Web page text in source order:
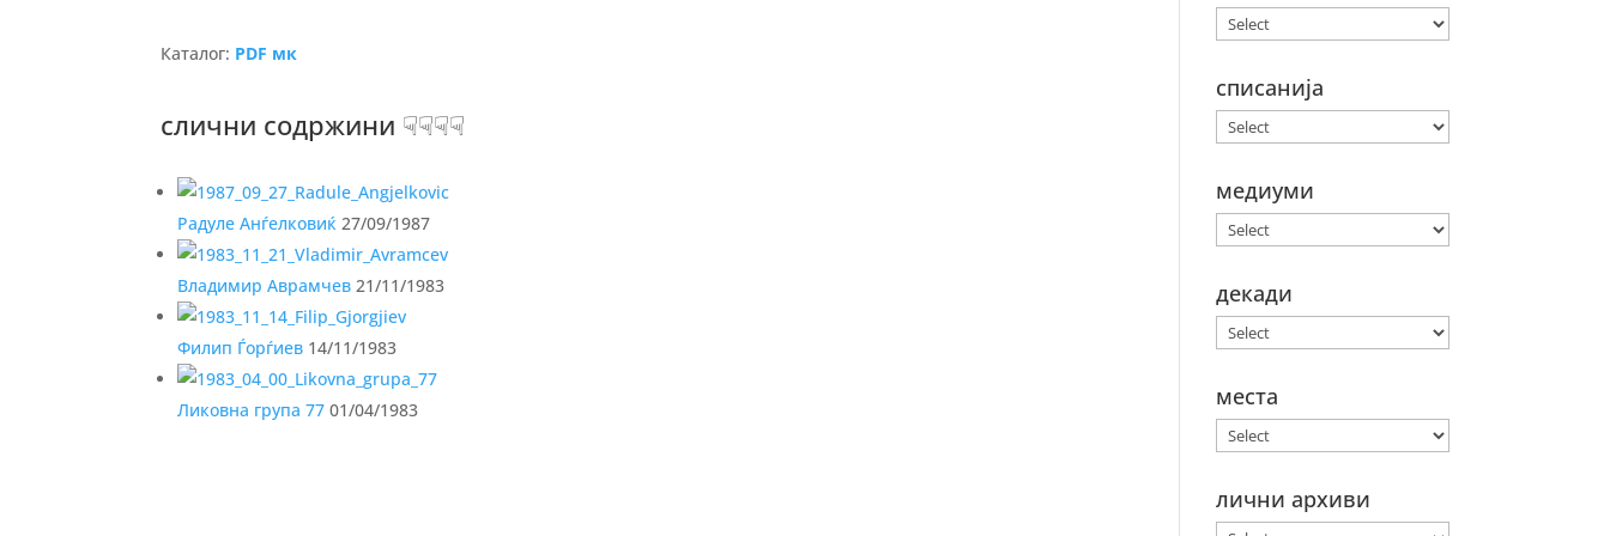
Каталог: PDF мк
слични содржини ☟☟☟☟
Радуле Анѓелковиќ 27/09/1987
Владимир Аврамчев 21/11/1983
Филип Ѓорѓиев 14/11/1983
Ликовна група 77 01/04/1983
списанија
медиуми
декади
места
лични архиви